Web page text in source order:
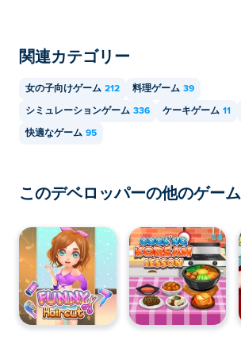
関連カテゴリー
女の子向けゲーム 212 料理ゲーム 39
シミュレーションゲーム 336 ケーキゲーム 11
快適なゲーム 95
このデベロッパーの他のゲーム